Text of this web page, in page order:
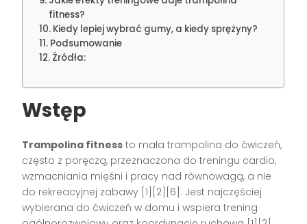
fitness?
Kiedy lepiej wybrać gumy, a kiedy sprężyny?
Podsumowanie
Źródła:
Wstęp
Trampolina fitness to mała trampolina do ćwiczeń,
często z poręczą, przeznaczona do treningu cardio,
wzmacniania mięśni i pracy nad równowagą, a nie
do rekreacyjnej zabawy [1][2][6]. Jest najczęściej
wybierana do ćwiczeń w domu i wspiera trening